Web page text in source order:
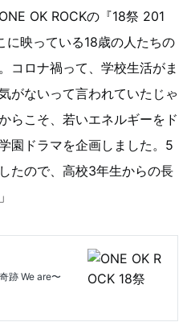
OK ROCKの『18祭 201
に映っている18歳の人たちの
コロナ禍って、学校生活がま
がないって言われていたじゃ
らこそ、若いエネルギーをド
園ドラマを企画しました。5
たので、高校3年生からの長
跡 We are〜